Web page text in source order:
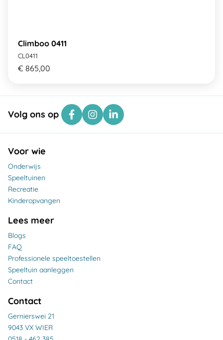
Climboo 0411
CL0411
€ 865,00
Volg ons op
Voor wie
Onderwijs
Speeltuinen
Recreatie
Kinderopvangen
Lees meer
Blogs
FAQ
Professionele speeltoestellen
Speeltuin aanleggen
Contact
Contact
Gernierswei 21
9043 VX WIER